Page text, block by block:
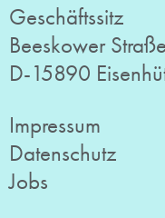
Geschäftssitz
Beeskower
D-15890
Impressum
Datenschutz
Jobs